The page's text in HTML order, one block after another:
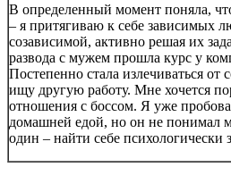
В определенный момент поняла,
– я притягиваю к себе зависимых
созависимой, активно решая их
развода с мужем прошла курс у
Постепенно стала излечиваться от
ищу другую работу. Мне хочется
отношения с боссом. Я уже
домашней едой, но он не понимал
один – найти себе психологически